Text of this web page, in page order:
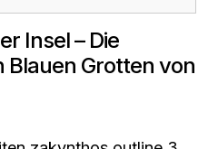
Insel – Die
Grotten von